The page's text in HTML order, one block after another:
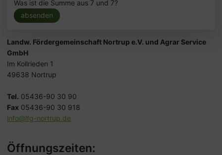
Was ist die Summe aus 7 und 7?
absenden
Landw. Fördergemeinschaft Nortrup e.V. und Agrar Service
GmbH
Im Kollrieden 1
49638 Nortrup
Tel. 05436-90 30 90
Fax 05436-90 30 918
info@lfg-nortrup.de
Öffnungszeiten: